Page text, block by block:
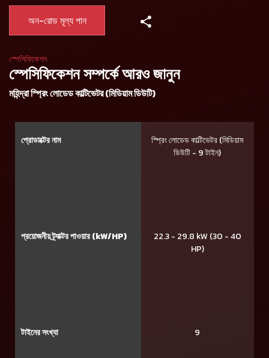
অন-রোড মূল্য পান
স্পেসিফিকেশন
স্পেসিফিকেশন সম্পর্কে আরও জানুন
মহিন্দ্রা স্প্রিং লোডেড কাল্টিভেটর (মিডিয়াম ডিউটি)
প্রোডাক্টের নাম
প্রয়োজনীয় ট্র্যাক্টর পাওয়ার (kW/HP)
টাইনের সংখ্যা
স্প্রিং লোডেড কাল্টিভেটর (মিডিয়াম
ডিউটি - 9 টাইন)
22.3 - 29.8 kW (30 - 40
HP)
9